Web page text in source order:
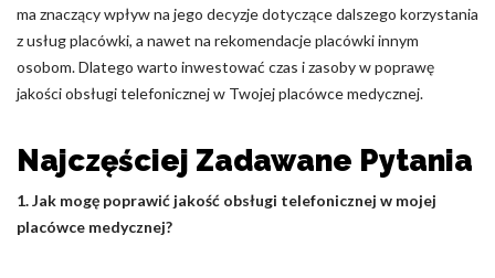
ma znaczący wpływ na jego decyzje dotyczące dalszego korzystania
z usług placówki, a nawet na rekomendacje placówki innym
osobom. Dlatego warto inwestować czas i zasoby w poprawę
jakości obsługi telefonicznej w Twojej placówce medycznej.
Najczęściej Zadawane Pytania
1. Jak mogę poprawić jakość obsługi telefonicznej w mojej
placówce medycznej?